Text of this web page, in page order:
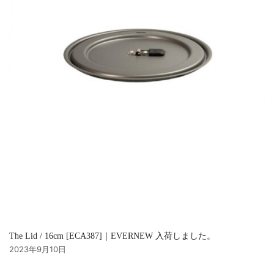
The Lid / 16cm [ECA387]｜EVERNEW 入荷しました。
2023年9月10日